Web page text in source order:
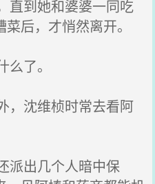
直到她和婆婆一同吃
后，才悄然离开。
了。
，沈维桢时常去看阿
派出几个人暗中保